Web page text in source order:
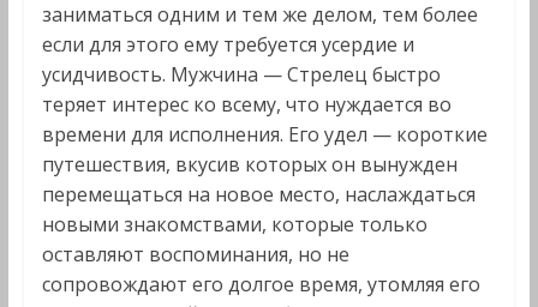
заниматься одним и тем же делом, тем более
если для этого ему требуется усердие и
усидчивость. Мужчина — Стрелец быстро
теряет интерес ко всему, что нуждается во
времени для исполнения. Его удел — короткие
путешествия, вкусив которых он вынужден
перемещаться на новое место, наслаждаться
новыми знакомствами, которые только
оставляют воспоминания, но не
сопровождают его долгое время, утомляя его